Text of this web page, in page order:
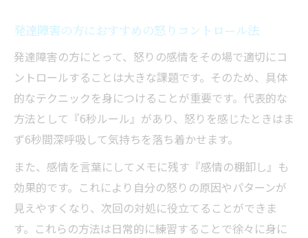
発達障害の方におすすめの怒りコントロール法
発達障害の方にとって、怒りの感情をその場で適切にコ
ントロールすることは大きな課題です。そのため、具体
的なテクニックを身につけることが重要です。代表的な
方法として『6秒ルール』があり、怒りを感じたときはま
ず6秒間深呼吸して気持ちを落ち着かせます。
また、感情を言葉にしてメモに残す『感情の棚卸し』も
効果的です。これにより自分の怒りの原因やパターンが
見えやすくなり、次回の対処に役立てることができま
す。これらの方法は日常的に練習することで徐々に身に